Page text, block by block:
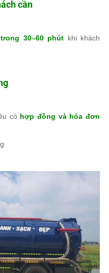
cần
30–60 phút khi khách
có hợp đồng và hóa đơn